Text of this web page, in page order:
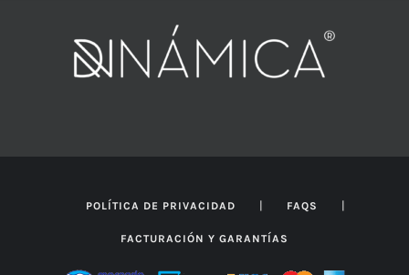
$323
POLÍTICA DE PRIVACIDAD | FAQS |
FACTURACIÓN Y GARANTÍAS